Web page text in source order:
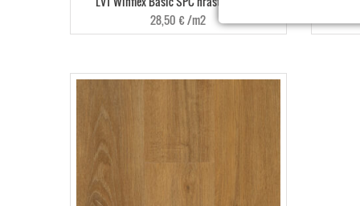
28,50 €/m2